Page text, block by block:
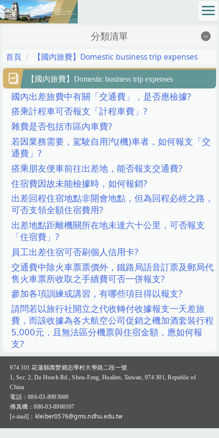
跳
到
容
區
分類清單
地理位置Location
最新消息News
成員介紹Members
網路請購Online Purchase Requision
法令規章Regulations
表格下載Sheet Download
財務資訊公開專區Financial Information Zone
SOP 標準作業程序 Standard Operating Procedures
首頁 【國內旅費】Domestic business trip expenses
【國內旅費】Domestic business trip expenses
國內出差旅費中有關「交通費」，是否應檢據?
搭乘計程車可否報支「計程車費」?
雜費是否包括市區內車費?
若因業務需要，駕駛自用汽(機)車者，如何報支「交
通費」?
搭乘朋友便車前往出差地，能否報支交通費?
住宿費因故未能檢據時，如何報銷?
出差回程住宿地點非開會地點，但為回程必經之路，
可否支領全額住宿費用?
出差地點距離機關所在地未達六十公里，可否報支
「住宿費」?
員工出差住宿可否刷個人信用卡?
交通費中除火車票票價外，鐵路局語音訂票及郵局代
售火車票所收取之手續費可否一併報支?
參加各項訓練或講習，有哪些項目得以報支?
請問若以旅行社開立之代收轉付收據報支一天差旅
費，而該收據為各大航空公司促銷之機加酒套裝行程
5,000元，且無法區分機票與住宿金額，應如何報
支?
974 301花蓮縣壽豐鄉志學村大學路二段一號
1, Sec. 2, Da Hsueh Rd., Shou-Feng, Hualien, Taiwan, 974 301, Republic of
China
電話：886-03-8903000
傳真機 ：886-03-8900107
[e-mail] ：kleiber0576@gms.ndhu.edu.tw